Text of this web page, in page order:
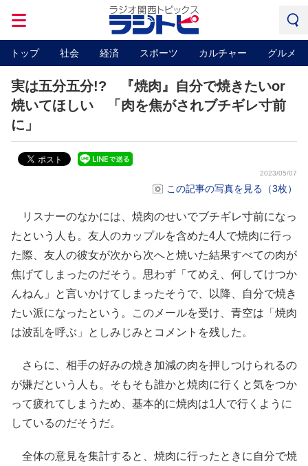
トップ 社会 経済 スポーツ カルチャー グルメ
実は五分五分!? 『焼肉』自分で焼きたいor
焼いてほしい 「肉を焦がされブチギレ寸前
に」
2023/05/07
この記事の写真を見る（3枚）
リスナーのなかには、焼肉のせいでブチギレ寸前になっ
たという人も。友人のカップルを含めた4人で焼肉に行っ
た際、友人の彼女が次から次へと焼いた結果すべての肉が
焦げてしまったのだそう。思わず「てめえ、何してけつか
んねん」と言いかけてしまったそうで、以降、自分で焼き
たい派になったという。このメールを受け、青空は「焼肉
は波乱を呼ぶ」としみじみとコメントを残した。
さらに、相手の好みの焼き加減の肉を押しつけられるの
が嫌だという人も。そもそも誰かと焼肉に行くと気をつか
って疲れてしまうため、基本的に焼肉は1人で行くように
しているのだそうだ。
全体の意見を集計すると、焼肉に行ったときに自分で焼